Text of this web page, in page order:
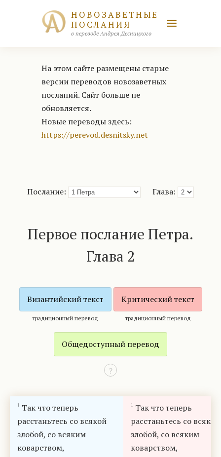
НОВОЗАВЕТНЫЕ
ПОСЛАНИЯ
в переводе Андрея Десницкого
На этом сайте размещены старые
версии переводов новозаветных
посланий. Сайт больше не
обновляется.
Новые переводы здесь:
https://perevod.desnitsky.net
Послание: Глава:
Первое послание Петра.
Глава 2
Византийский текст
традиционный перевод
Критический текст
традиционный перевод
Общедоступный перевод
?
1 Так что теперь
расстаньтесь со всякой
злобой, со всяким
коварством,
1 Так что теперь
расстаньтесь со всякой
злобой, со всяким
коварством,